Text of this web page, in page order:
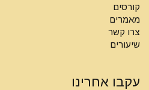
קורסים
מאמרים
צרו קשר
שיעורים
עקבו אחרינו